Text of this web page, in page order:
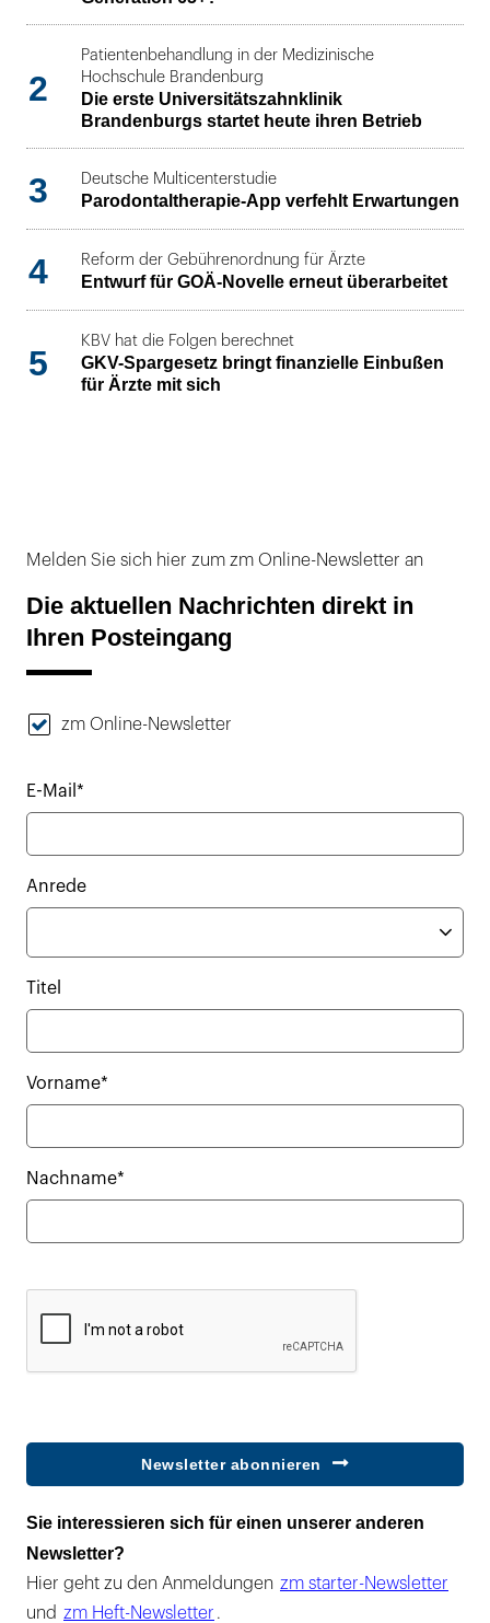
2
Patientenbehandlung in der Medizinische
Hochschule Brandenburg
Die erste Universitätszahnklinik
Brandenburgs startet heute ihren Betrieb
3 Deutsche Multicenterstudie
Parodontaltherapie-App verfehlt Erwartungen
4 Reform der Gebührenordnung für Ärzte
Entwurf für GOÄ-Novelle erneut überarbeitet
5
KBV hat die Folgen berechnet
GKV-Spargesetz bringt finanzielle Einbußen
für Ärzte mit sich
Melden Sie sich hier zum zm Online-Newsletter an
Die aktuellen Nachrichten direkt in
Ihren Posteingang
zm Online-Newsletter
E-Mail*
Anrede
Titel
Vorname*
Nachname*
Newsletter abonnieren
Sie interessieren sich für einen unserer anderen
Newsletter?
Hier geht zu den Anmeldungen zm starter-Newsletter
und zm Heft-Newsletter .